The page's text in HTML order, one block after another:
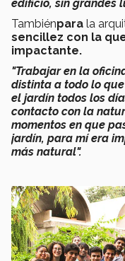
edificio, sin grandes
Tambiénpara la
sencillez con la
impactante.
"Trabajar en la
distinta a todo lo
el jardín todos los
contacto con la
momentos en que
jardín, para mí era
más natural".